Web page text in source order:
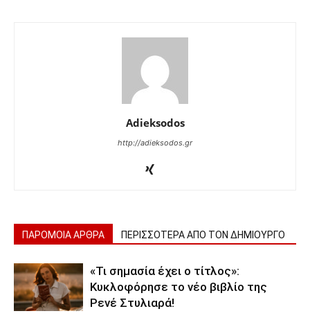
Adieksodos
http://adieksodos.gr
ΠΑΡΟΜΟΙΑ ΑΡΘΡΑ ΠΕΡΙΣΣΟΤΕΡΑ ΑΠΟ ΤΟΝ ΔΗΜΙΟΥΡΓΟ
«Τι σημασία έχει ο τίτλος»:
Κυκλοφόρησε το νέο βιβλίο της
Ρενέ Στυλιαρά!